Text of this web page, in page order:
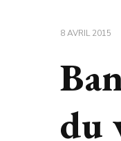
8 AVRIL 2015
du